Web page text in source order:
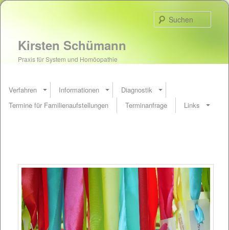
Kirsten Schümann
Praxis für System und Homöopathie
Verfahren Informationen
Diagnostik
Termine für Familienaufstellungen
Terminanfrage Links